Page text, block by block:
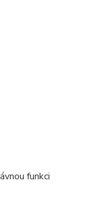
funkci